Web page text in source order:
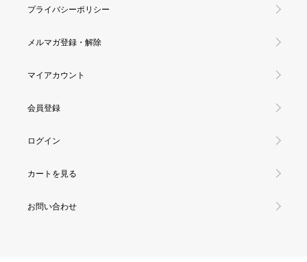
プライバシーポリシー
メルマガ登録・解除
マイアカウント
会員登録
ログイン
カートを見る
お問い合わせ